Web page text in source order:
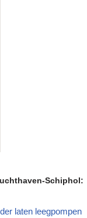
Schiphol:
laten leegpompen